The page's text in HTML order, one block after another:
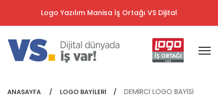
Logo Yazılım Manisa İş Ortağı VS Dijital
ANASAYFA LOGO BAYİLERİ DEMİRCİ LOGO BAYİSİ